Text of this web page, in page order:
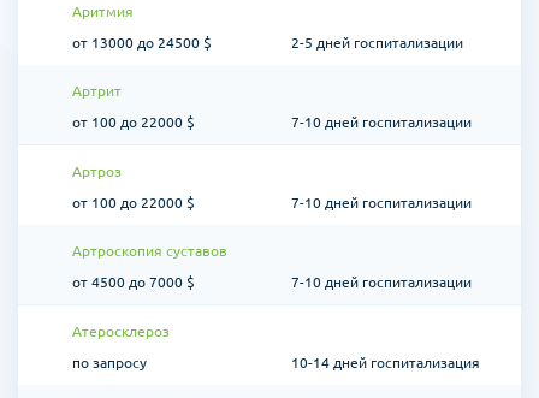
Аритмия
от 13000 до 24500 $
2-5 дней госпитализации
Артрит
от 100 до 22000 $
7-10 дней госпитализации
Артроз
от 100 до 22000 $
7-10 дней госпитализации
Артроскопия суставов
от 4500 до 7000 $
7-10 дней госпитализации
Атеросклероз
по запросу
10-14 дней госпитализация